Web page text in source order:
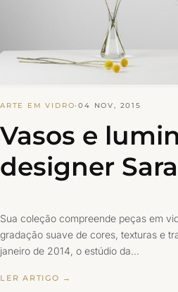
ARTE EM VIDRO·04 NOV, 2015
Vasos e
designer
Sua coleção compreende peças em
gradação suave de cores, texturas e
janeiro de 2014, o estúdio da…
LER ARTIGO →